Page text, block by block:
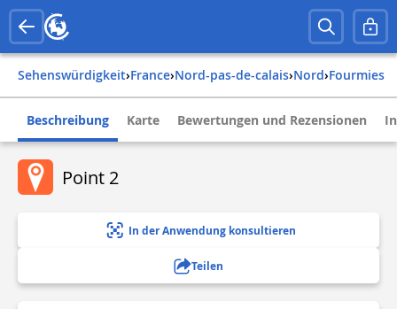
Sehenswürdigkeit› france› nord-pas-de-calais› nord› fourmies
Beschreibung Karte Bewertungen und Rezensionen
Point 2
In der Anwendung konsultieren
Teilen